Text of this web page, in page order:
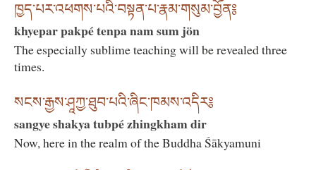
ཁྱད་པར་འཕགས་པའི་བསྟན་པ་རྣམ་གསུམ་བྱོན༔
khyepar pakpé tenpa nam sum jön
The especially sublime teaching will be revealed three
times.
སངས་རྒྱས་ཤཱཀྱ་ཐུབ་པའི་ཞིང་ཁམས་འདིར༔
sangye shakya tubpé zhingkham dir
Now, here in the realm of the Buddha Śākyamuni